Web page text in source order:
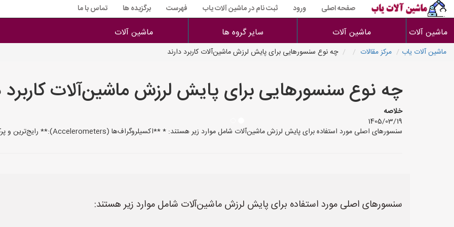
صفحه اصلی ورود ثبت نام در ماشین آلات یاب فهرست برگزیده ها تماس با ما
ماشین آلات ماشین آلات سایر گروه ها ماشین آلات
ماشین آلات یاب مرکز مقالات چه نوع سنسورهایی برای پایش لرزش ماشین‌آلات کاربرد دارند
چه نوع سنسورهایی برای پایش لرزش ماشین‌آلات کاربرد
خلاصه
1405/03/19
سنسورهای اصلی مورد استفاده برای پایش لرزش ماشین‌آلات شامل موارد زیر هستند: * **اکسیلروگراف‌ها (Accelerometers):** رایج‌ترین و پرکاربردترین سنسورها که شتاب یا دامنه لرزش را ان
سنسورهای اصلی مورد استفاده برای پایش لرزش ماشین‌آلات شامل موارد زیر هستند: